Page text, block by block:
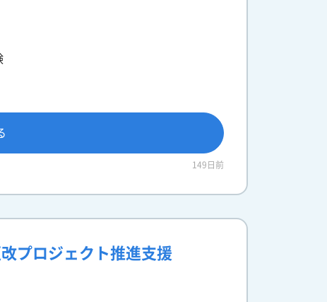
149日前
プロジェクト推進支援